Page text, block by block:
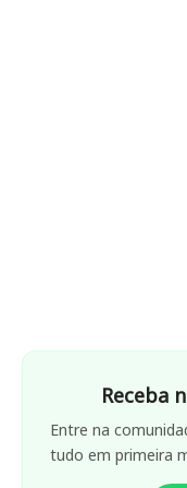
Receba
Entre na
tudo em primeira